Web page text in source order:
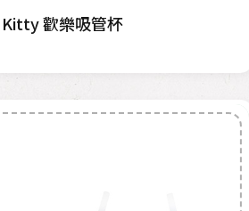
歡樂吸管杯